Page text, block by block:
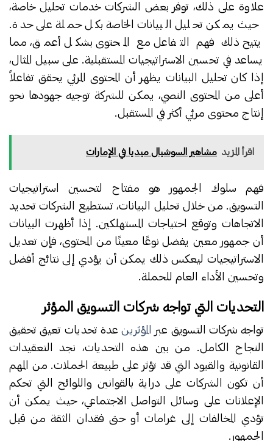
علاوة على ذلك، توفر بعض الشركات خدمات تحليل خاصة،
حيث يمكن تحليل البيانات الخاصة بكل حملة على حدة.
يتيح ذلك فهم التفاعل مع المحتوى بشكل أعمق، مما
يساعد في تحسين الاستراتيجيات المستقبلية. على سبيل المثال،
إذا كان تحليل البيانات يظهر أن المحتوى المرئي يحقق تفاعلاً
أعلى من المحتوى النصي، يمكن للشركة توجيه جهودها نحو
إنتاج محتوى مرئي أكثر في المستقبل.
اقرأ المزيد مشاهير السوشيال ميديا في الإمارات
فهم سلوك الجمهور هو مفتاح لتحسين استراتيجيات
التسويق. من خلال تحليل البيانات، تستطيع الشركات تحديد
الاتجاهات وتوقع احتياجات المستهلكين. إذا أظهرت البيانات
أن جمهور معين يفضل نوعًا معينًا من المحتوى، فإن تعديل
الاستراتيجيات ليعكس ذلك يمكن أن يؤدي إلى نتائج أفضل
وتحسين الأداء العام للحملة.
التحديات التي تواجه شركات التسويق المؤثر
تواجه شركات التسويق عبر المؤثرين عدة تحديات تعيق تحقيق
النجاح الكامل. من بين هذه التحديات، نجد التعقيدات
القانونية والقيود التي قد تؤثر على طبيعة الحملات. من المهم
أن تكون الشركات على دراية بالقوانين واللوائح التي تحكم
الإعلانات على وسائل التواصل الاجتماعي، حيث يمكن أن
تؤدي المخالفات إلى غرامات أو حتى فقدان الثقة من قبل
الجمهور.